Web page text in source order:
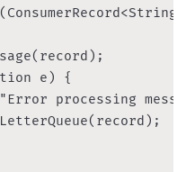
e) {
processing